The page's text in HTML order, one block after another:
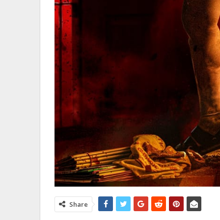
Share